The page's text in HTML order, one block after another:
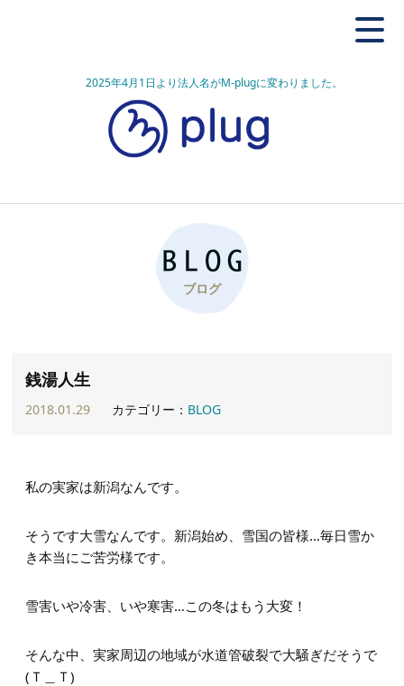
2025年4月1日より法人名がM-plugに変わりました。
ブログ
銭湯人生
2018.01.29 カテゴリー： BLOG
私の実家は新潟なんです。
そうです大雪なんです。新潟始め、雪国の皆様…毎日雪か
き本当にご苦労様です。
雪害いや冷害、いや寒害…この冬はもう大変！
そんな中、実家周辺の地域が水道管破裂で大騒ぎだそうで
(Ｔ＿Ｔ)